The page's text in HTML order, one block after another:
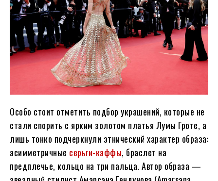
Особо стоит отметить подбор украшений, которые не
стали спорить с ярким золотом платья Лумы Гроте, а
лишь тонко подчеркнули этнический характер образа:
асимметричные серьги-каффы, браслет на
предплечье, кольцо на три пальца. Автор образа —